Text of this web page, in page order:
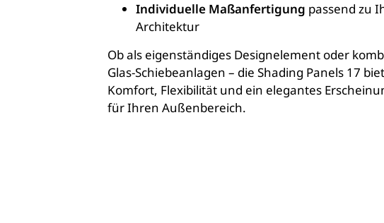
Individuelle Maßanfertigung passend zu
Architektur
Ob als eigenständiges Designelement oder
Glas-Schiebeanlagen – die Shading Panels 17
Komfort, Flexibilität und ein elegantes
für Ihren Außenbereich.